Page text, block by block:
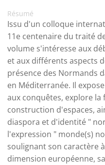
Résumé
Issu d'un colloque
11e centenaire du traité
volume s'intéresse aux
et aux différents aspects
présence des Normands
en Méditerranée. Il
aux conquêtes, explore
construction d'espaces,
diaspora et d'identité "
l'expression " monde(s)
soulignant son caractère
dimension européenne,